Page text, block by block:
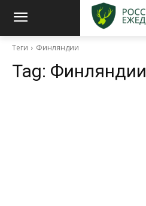
Теги Финляндии
Tag: Финляндии